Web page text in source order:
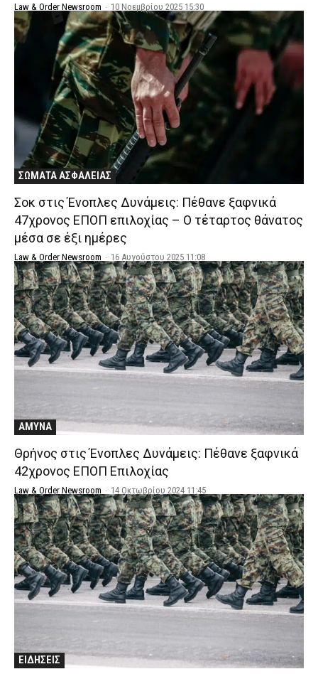
Law & Order Newsroom - 10 Νοεμβρίου 2025 15:30
ΣΩΜΑΤΑ ΑΣΦΑΛΕΙΑΣ
Σοκ στις Ένοπλες Δυνάμεις: Πέθανε ξαφνικά
47χρονος ΕΠΟΠ επιλοχίας – Ο τέταρτος θάνατος
μέσα σε έξι ημέρες
Law & Order Newsroom - 16 Αυγούστου 2025 11:08
ΑΜΥΝΑ
Θρήνος στις Ένοπλες Δυνάμεις: Πέθανε ξαφνικά
42χρονος ΕΠΟΠ Επιλοχίας
Law & Order Newsroom - 14 Οκτωβρίου 2024 11:45
ΕΙΔΗΣΕΙΣ